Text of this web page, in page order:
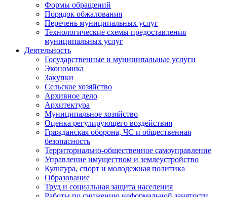
Формы обращений
Порядок обжалования
Перечень муниципальных услуг
Технологические схемы предоставления
муниципальных услуг
Деятельность
Государственные и муниципальные услуги
Экономика
Закупки
Сельское хозяйство
Архивное дело
Архитектура
Муниципальное хозяйство
Оценка регулирующего воздействия
Гражданская оборона, ЧС и общественная
безопасность
Территориально-общественное самоуправление
Управление имуществом и землеустройство
Культура, спорт и молодежная политика
Образование
Труд и социальная защита населения